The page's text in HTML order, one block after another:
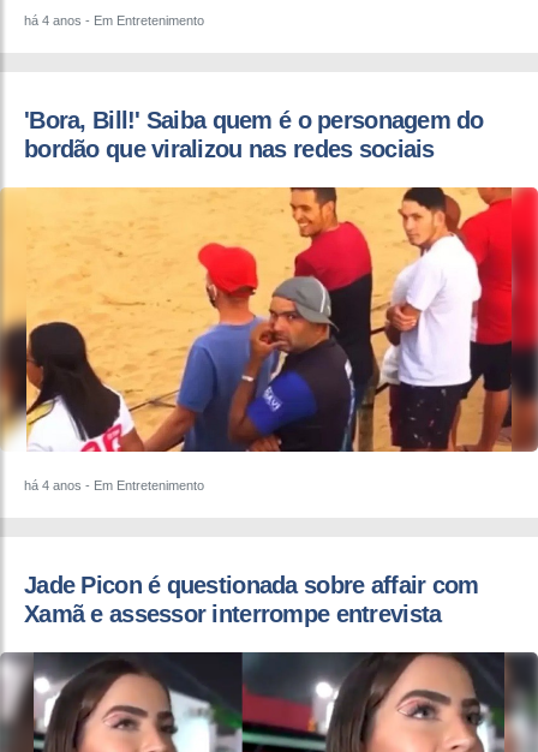
há 4 anos - Em Entretenimento
'Bora, Bill!' Saiba quem é o personagem do
bordão que viralizou nas redes sociais
há 4 anos - Em Entretenimento
Jade Picon é questionada sobre affair com
Xamã e assessor interrompe entrevista